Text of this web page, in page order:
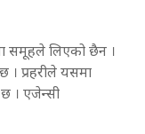
समूहले लिएको छैन ।
। प्रहरीले यसमा
। एजेन्सी